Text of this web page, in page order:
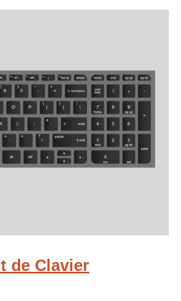
de Clavier